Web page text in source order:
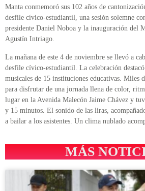
Manta conmemoró sus 102 años de
desfile cívico-estudiantil, una sesión solemne
presidente Daniel Noboa y la inauguración del
Agustín Intriago.
La mañana de este 4 de noviembre se llevó a
desfile cívico-estudiantil. La celebración
musicales de 15 instituciones educativas. Miles
para disfrutar de una jornada llena de color,
lugar en la Avenida Malecón Jaime Chávez y
y 15 minutos. El sonido de las liras,
a bailar a los asistentes. Un clima nublado
MÁS